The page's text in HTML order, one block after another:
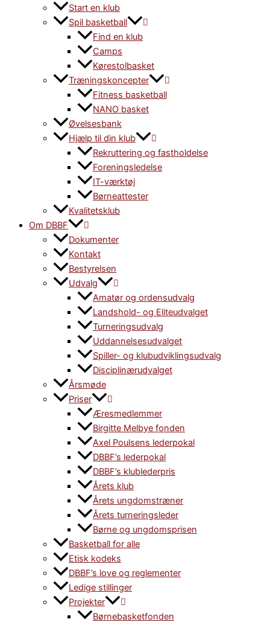
Start en klub
Spil basketball
Find en klub
Camps
Kørestolbasket
Træningskoncepter
Fitness basketball
NANO basket
Øvelsesbank
Hjælp til din klub
Rekruttering og fastholdelse
Foreningsledelse
IT-værktøj
Børneattester
Kvalitetsklub
Om DBBF
Dokumenter
Kontakt
Bestyrelsen
Udvalg
Amatør og ordensudvalg
Landshold- og Eliteudvalget
Turneringsudvalg
Uddannelsesudvalget
Spiller- og klubudviklingsudvalg
Disciplinærudvalget
Årsmøde
Priser
Æresmedlemmer
Birgitte Melbye fonden
Axel Poulsens lederpokal
DBBF’s lederpokal
DBBF’s klublederpris
Årets klub
Årets ungdomstræner
Årets turneringsleder
Børne og ungdomsprisen
Basketball for alle
Etisk kodeks
DBBF’s love og reglementer
Ledige stillinger
Projekter
Børnebasketfonden